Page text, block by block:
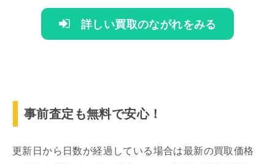
詳しい買取のながれをみる
事前査定も無料で安心！
更新日から日数が経過している場合は最新の買取価格